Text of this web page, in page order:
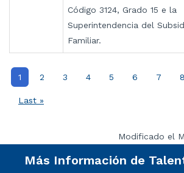
Código 3124, Grado 15 e la
Superintendencia del
Familiar.
Paginación
Página
actual
1 Página
2 Página
3 Página
4 Página
5 Página
6 Página
7 8
Última
Last »
Modificado el
Más Información de